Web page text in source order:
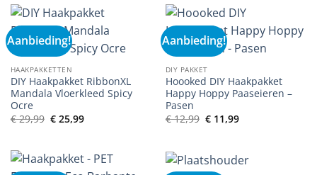
Aanbieding!
HAAKPAKKETTEN
DIY Haakpakket RibbonXL
Mandala Vloerkleed Spicy
Ocre
€29,99 Oorspronkelijke
prijs
€25,99Huidige
Aanbieding!
DIY PAKKET
Hoooked DIY Haakpakket
Happy Hoppy Paaseieren –
Pasen
€12,99 Oorspronkelijke
prijs
€11,99Huidige